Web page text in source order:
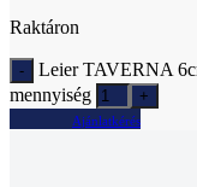
Raktáron
Leier TAVERNA
mennyiség
Ajánlatkérés